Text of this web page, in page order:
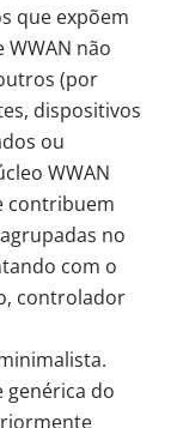
que expõem
não
(por
dispositivos
ou
WWAN
contribuem
no
com o
controlador
genérica do